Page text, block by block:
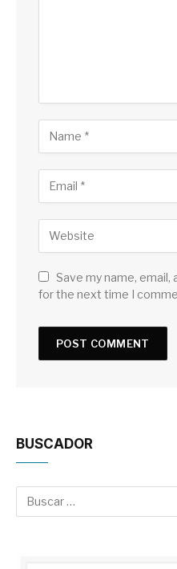
Save my name,
for the next time I
BUSCADOR